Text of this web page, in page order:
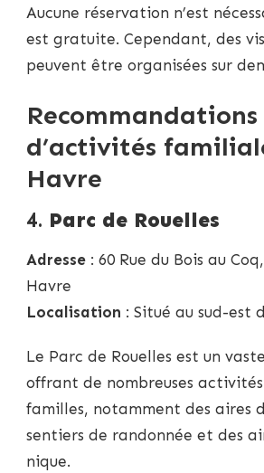
Aucune réservation n’est
est gratuite. Cependant, des
peuvent être organisées sur
Recommandations
d’activités
Havre
4. Parc de Rouelles
Adresse : 60 Rue du Bois au
Havre
Localisation : Situé au sud-est
Le Parc de Rouelles est un
offrant de nombreuses
familles, notamment des aires
sentiers de randonnée et des
nique.